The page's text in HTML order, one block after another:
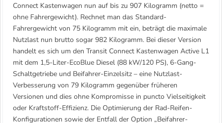
Connect Kastenwagen nun auf bis zu 907 Kilogramm (netto =
ohne Fahrergewicht). Rechnet man das Standard-
Fahrergewicht von 75 Kilogramm mit ein, beträgt die maximale
Nutzlast nun brutto sogar 982 Kilogramm. Bei dieser Version
handelt es sich um den Transit Connect Kastenwagen Active L1
mit dem 1,5-Liter-EcoBlue Diesel (88 kW/120 PS), 6-Gang-
Schaltgetriebe und Beifahrer-Einzelsitz – eine Nutzlast-
Verbesserung von 79 Kilogramm gegenüber früheren
Versionen und dies ohne Kompromisse in puncto Vielseitigkeit
oder Kraftstoff-Effizienz. Die Optimierung der Rad-Reifen-
Konfigurationen sowie der Entfall der Option „Beifahrer-